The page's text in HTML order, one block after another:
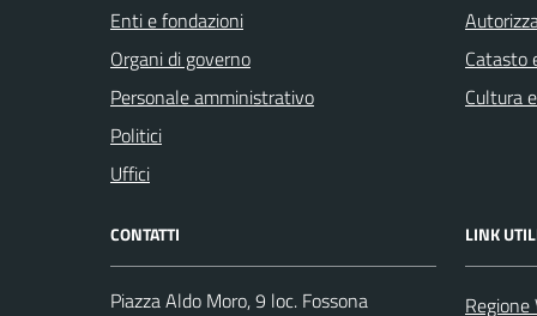
Enti e fondazioni
Organi di governo
Personale amministrativo
Politici
Uffici
Catasto
Cultura
CONTATTI
Piazza Aldo Moro, 9 loc. Fossona
LINK